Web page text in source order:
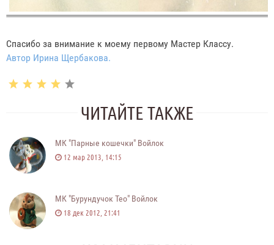
Спасибо за внимание к моему первому Мастер Классу.
Автор Ирина Щербакова.
ЧИТАЙТЕ ТАКЖЕ
МК "Парные кошечки" Войлок
12 мар 2013, 14:15
МК "Бурундучок Тео" Войлок
18 дек 2012, 21:41